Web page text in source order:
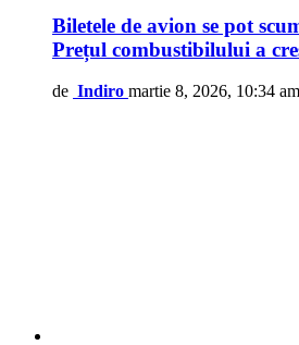
Biletele de avion se pot
Prețul combustibilului a
de Indiro martie 8, 2026, 10:34 am